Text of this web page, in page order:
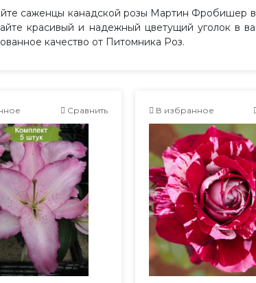
саженцы канадской розы Мартин Фробишер
красивый и надежный цветущий уголок в
качество от Питомника Роз.
Сравнить В избранное